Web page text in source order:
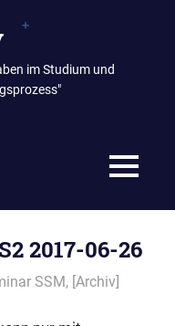
im Studium und
MENÜ
2017-06-26
SSM, [Archiv]